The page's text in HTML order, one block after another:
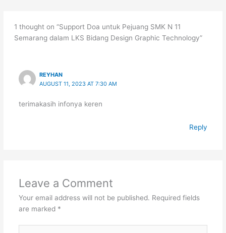
1 thought on “Support Doa untuk Pejuang SMK N 11
Semarang dalam LKS Bidang Design Graphic Technology”
REYHAN
AUGUST 11, 2023 AT 7:30 AM
terimakasih infonya keren
Reply
Leave a Comment
Your email address will not be published. Required fields
are marked *